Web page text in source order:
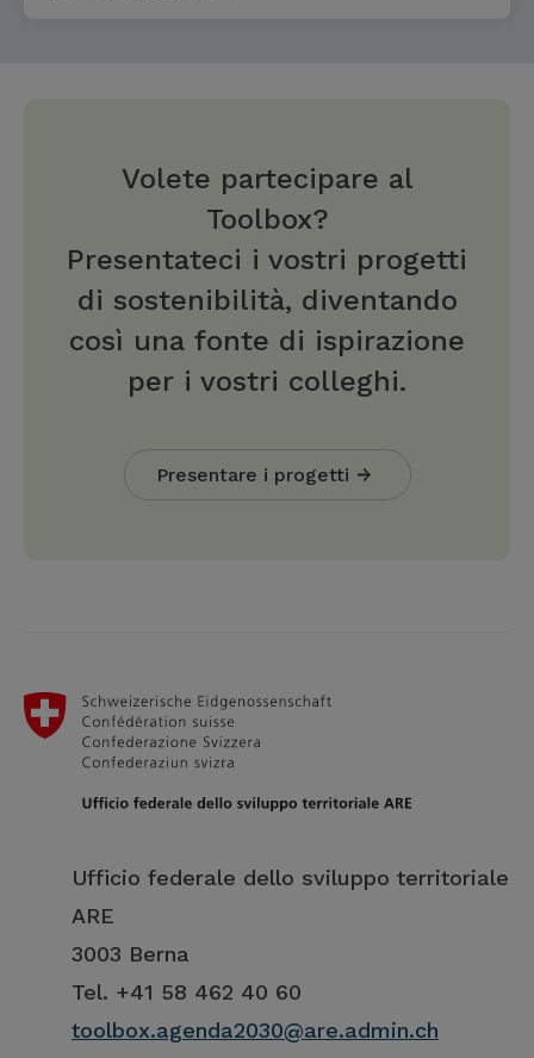
Volete partecipare al
Toolbox?
Presentateci i vostri progetti
di sostenibilità, diventando
così una fonte di ispirazione
per i vostri colleghi.
Presentare i progetti
Ufficio federale dello sviluppo territoriale
ARE
3003 Berna
Tel. +41 58 462 40 60
toolbox.agenda2030@are.admin.ch